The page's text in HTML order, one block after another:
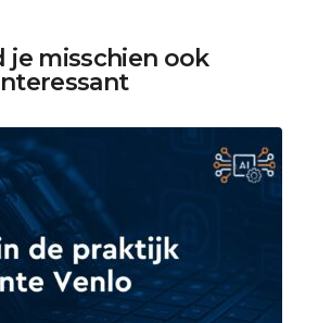
je misschien ook